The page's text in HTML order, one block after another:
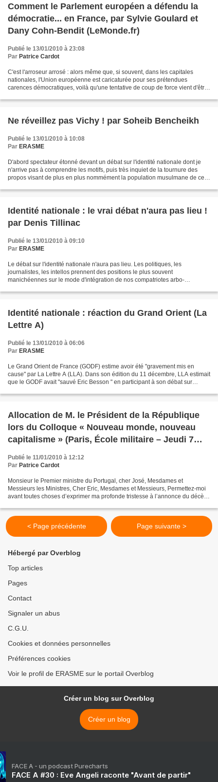
Comment le Parlement européen a défendu la
démocratie... en France, par Sylvie Goulard et
Dany Cohn-Bendit (LeMonde.fr)
Publié le 13/01/2010 à 23:08
Par Patrice Cardot
C'est l'arroseur arrosé : alors même que, si souvent, dans les capitales
nationales, l'Union européenne est caricaturée pour ses prétendues
carences démocratiques, voilà qu'une tentative de coup de force vient d'être
Ne réveillez pas Vichy ! par Soheib Bencheikh
Publié le 13/01/2010 à 10:08
Par ERASME
D'abord spectateur étonné devant un débat sur l'identité nationale dont je
n'arrive pas à comprendre les motifs, puis très inquiet de la tournure des
propos visant de plus en plus nommément la population musulmane de ce
Identité nationale : le vrai débat n'aura pas lieu !
par Denis Tillinac
Publié le 13/01/2010 à 09:10
Par ERASME
Le débat sur l'identité nationale n'aura pas lieu. Les politiques, les
journalistes, les intellos prennent des positions le plus souvent
manichéennes sur le mode d'intégration de nos compatriotes arbo-
Identité nationale : réaction du Grand Orient (La
Lettre A)
Publié le 13/01/2010 à 06:06
Par ERASME
Le Grand Orient de France (GODF) estime avoir été "gravement mis en
cause" par La Lettre A (LLA). Dans son édition du 11 décembre, LLA estimait
que le GODF avait "sauvé Eric Besson " en participant à son débat sur
Allocation de M. le Président de la République
lors du Colloque « Nouveau monde, nouveau
capitalisme » (Paris, École militaire – Jeudi 7
janvier 2010)
Publié le 11/01/2010 à 12:12
Par Patrice Cardot
Monsieur le Premier ministre du Portugal, cher José, Mesdames et
Messieurs les Ministres, Cher Eric, Mesdames et Messieurs, Permettez-moi
avant toutes choses d’exprimer ma profonde tristesse à l’annonce du décès
< Page précédente Page suivante >
Hébergé par Overblog
Top articles
Pages
Contact
Signaler un abus
C.G.U.
Cookies et données personnelles
Préférences cookies
Voir le profil de ERASME sur le portail Overblog
Créer un blog sur Overblog
Créer un blog
FACE A - un podcast Purecharts
FACE A #30 : Eve Angeli raconte "Avant de partir"